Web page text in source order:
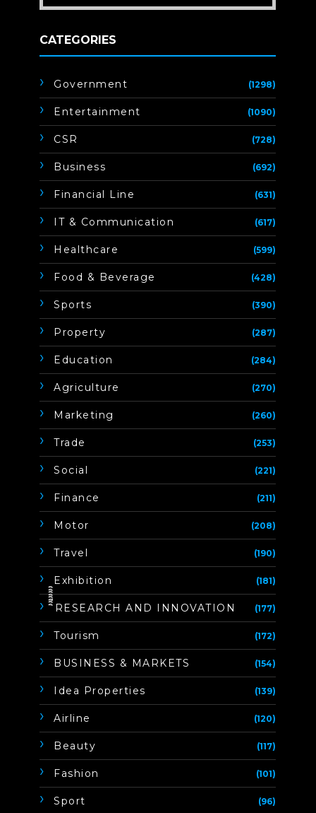
CATEGORIES
Government (1298)
Entertainment (1090)
CSR (728)
Business (692)
Financial Line (631)
IT & Communication (617)
Healthcare (599)
Food & Beverage (428)
Sports (390)
Property (287)
Education (284)
Agriculture (270)
Marketing (260)
Trade (253)
Social (221)
Finance (211)
Motor (208)
Travel (190)
Exhibition (181)
ิิีิิิิิRESEARCH AND INNOVATION (177)
Tourism (172)
BUSINESS & MARKETS (154)
Idea Properties (139)
Airline (120)
Beauty (117)
Fashion (101)
Sport (96)